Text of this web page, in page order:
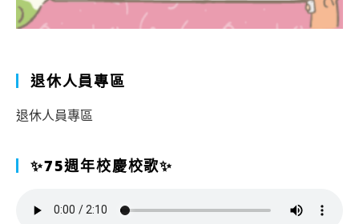
退休人員專區
退休人員專區
✨75週年校慶校歌✨